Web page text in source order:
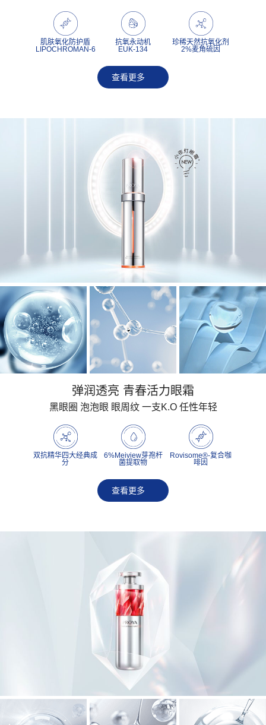
肌肤氧化防护盾
LIPOCHROMAN-6
抗氧永动机
EUK-134
珍稀天然抗氧化剂
2%麦角硫因
查看更多
弹润透亮 青春活力眼霜
黑眼圈 泡泡眼 眼周纹 一支K.O 任性年轻
双抗精华四大经典成
分
6%Meiview芽孢杆
菌提取物
Rovisome®-复合咖
啡因
查看更多